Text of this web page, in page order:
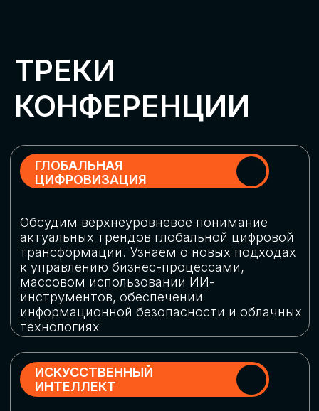
Выясним, как в наши дни уверенно
защищать свой бизнес от киберугроз
ЦИФРОВИЗАЦИЯ
МАРКЕТИНГА И ПРОДАЖ
Обменяемся опытом, какие ИИ-решения
в маркетинге и продажах наиболее
рекламными кампаниями показывают
наибольшую эффективность
РОБОТИЗАЦИЯ
Узнаем, в каких отраслях ИИ
«материализуется», какие роботы
решают сложные бизнес-задачи, а где
только обсуждают концепции
роботизации и потенциальные бюджеты
на тестирование образцов